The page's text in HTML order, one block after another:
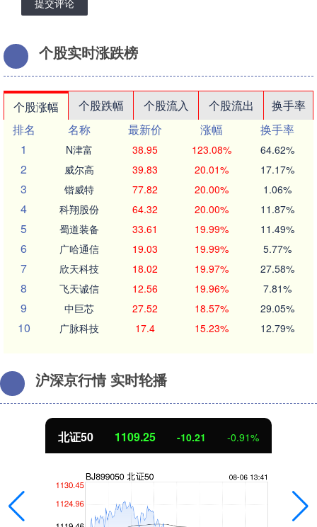
个股实时涨跌榜
个股涨幅 个股跌幅 个股流入 个股流出
换手率
排名
名称 最新价 涨幅
换手率
1
N津富 38.95 123.08% 64.62%
2 威尔高 39.83 20.01% 17.17%
3 锴威特 77.82 20.00% 1.06%
4 科翔股份 64.32 20.00% 11.87%
5 蜀道装备 33.61 19.99% 11.49%
6 广哈通信 19.03 19.99% 5.77%
7 欣天科技 18.02 19.97% 27.58%
8 飞天诚信 12.56 19.96% 7.81%
9 中巨芯 27.52 18.57% 29.05%
10 广脉科技 17.4 15.23% 12.79%
沪深京行情 实时轮播
北证50 1109.31 -10.15 -0.91%